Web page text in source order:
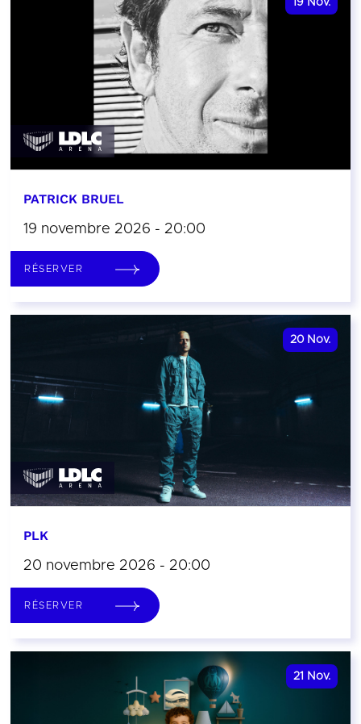
19 Nov.
PATRICK BRUEL
19 novembre 2026 - 20:00
RÉSERVER
20 Nov.
PLK
20 novembre 2026 - 20:00
RÉSERVER
21 Nov.